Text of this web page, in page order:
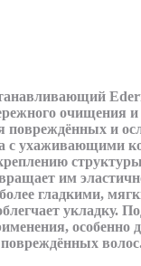
очищения и
повреждённых и
с ухаживающими
им
гладкими,
укладку.
особенно